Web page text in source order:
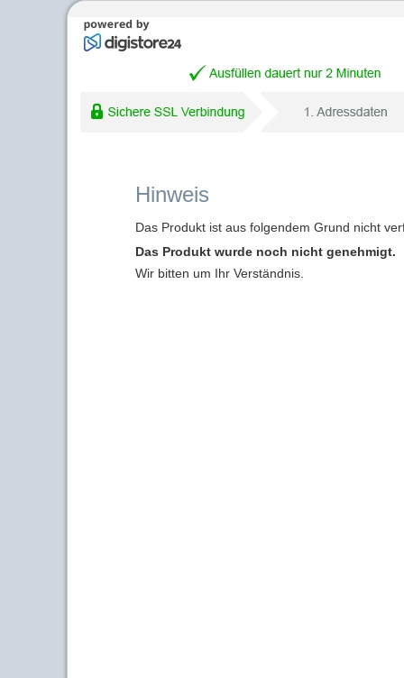
Hinweis
Das Produkt ist aus folgendem Grund nicht
Das Produkt wurde noch nicht genehmigt.
Wir bitten um Ihr Verständnis.